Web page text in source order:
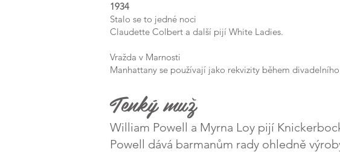
1934
Stalo se to jedné noci
Claudette Colbert a další pijí White Ladies.
Vražda v Marnosti
Manhattany se používají jako rekvizity během
Tenký muž
William Powell a Myrna Loy pijí
Powell dává barmanům rady ohledně